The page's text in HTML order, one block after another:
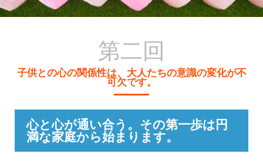
第二回
子供との心の関係性は、大人たちの意識の変化が不
可欠です。
心と心が通い合う。その第一歩は円
満な家庭から始まります。